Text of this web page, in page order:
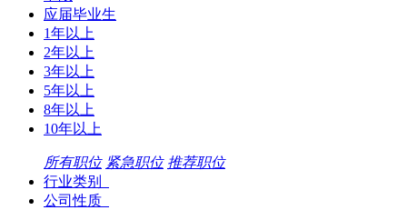
应届毕业生
1年以上
2年以上
3年以上
5年以上
8年以上
10年以上
所有职位 紧急职位 推荐职位
行业类别
公司性质